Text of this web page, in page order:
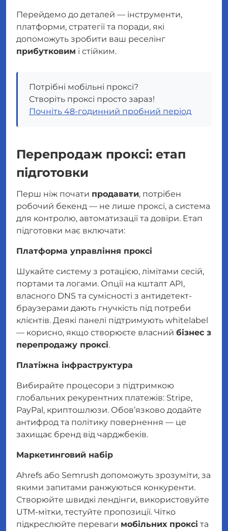
Перейдемо до деталей — інструменти,
платформи, стратегії та поради, які
допоможуть зробити ваш реселінг
прибутковим і стійким.
Потрібні мобільні проксі?
Створіть проксі просто зараз!
Почніт​​ь 48-годинний пробний період
Перепродаж проксі: етап
підготовки
Перш ніж почати продавати, потрібен
робочий бекенд — не лише проксі, а система
для контролю, автоматизації та довіри. Етап
підготовки має включати:
Платформа управління проксі
Шукайте систему з ротацією, лімітами сесій,
портами та логами. Опції на кшталт API,
власного DNS та сумісності з антидетект-
браузерами дають гнучкість під потреби
клієнтів. Деякі панелі підтримують whitelabel
— корисно, якщо створюєте власний бізнес з
перепродажу проксі.
Платіжна інфраструктура
Вибирайте процесори з підтримкою
глобальних рекурентних платежів: Stripe,
PayPal, криптошлюзи. Обов’язково додайте
антифрод та політику повернення — це
захищає бренд від чарджбеків.
Маркетинговий набір
Ahrefs або Semrush допоможуть зрозуміти, за
якими запитами ранжуються конкуренти.
Створюйте швидкі лендінги, використовуйте
UTM-мітки, тестуйте пропозиції. Чітко
підкреслюйте переваги мобільних проксі та